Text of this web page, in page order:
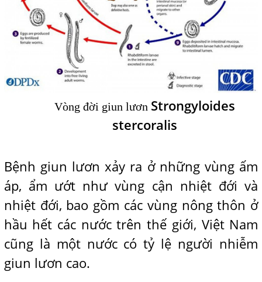
Vòng đời giun lươn Strongyloides
stercoralis
Bệnh giun lươn xảy ra ở những vùng ấm
áp, ẩm ướt như vùng cận nhiệt đới và
nhiệt đới, bao gồm các vùng nông thôn ở
hầu hết các nước trên thế giới, Việt Nam
cũng là một nước có tỷ lệ người nhiễm
giun lươn cao.